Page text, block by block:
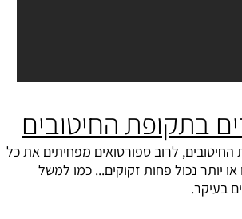
בתקופת החיטובים
החיטובים, לרוב ספורטואים מפחיתים את כל
יותר נכול פחות זקוקים... כמו למשל
בעיקר.